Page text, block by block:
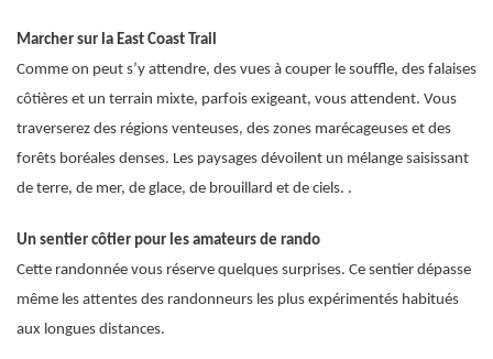
Marcher sur la East Coast Trail
Comme on peut s’y attendre, des vues à couper le souffle, des falaises
côtières et un terrain mixte, parfois exigeant, vous attendent. Vous
traverserez des régions venteuses, des zones marécageuses et des
forêts boréales denses. Les paysages dévoilent un mélange saisissant
de terre, de mer, de glace, de brouillard et de ciels. .
Un sentier côtier pour les amateurs de rando
Cette randonnée vous réserve quelques surprises. Ce sentier dépasse
même les attentes des randonneurs les plus expérimentés habitués
aux longues distances.